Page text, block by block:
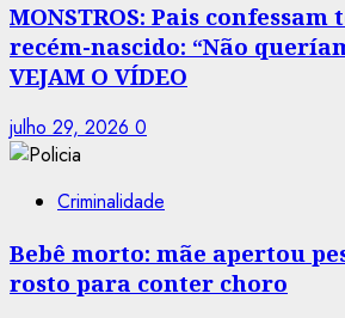
MONSTROS: Pais
recém-nascido: “Não
VEJAM O VÍDEO
julho 29, 2026 0
Criminalidade
Bebê morto: mãe apertou
rosto para conter choro